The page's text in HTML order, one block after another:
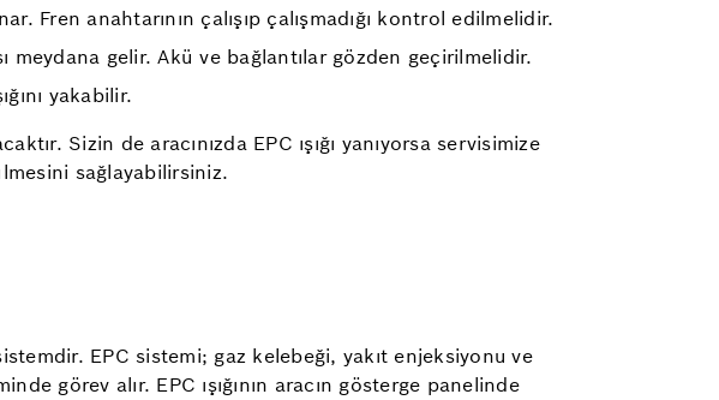
Fren anahtarının çalışıp çalışmadığı kontrol edilmelidir.
meydana gelir. Akü ve bağlantılar gözden geçirilmelidir.
yakabilir.
Sizin de aracınızda EPC ışığı yanıyorsa servisimize
sağlayabilirsiniz.
EPC sistemi; gaz kelebeği, yakıt enjeksiyonu ve
görev alır. EPC ışığının aracın gösterge panelinde